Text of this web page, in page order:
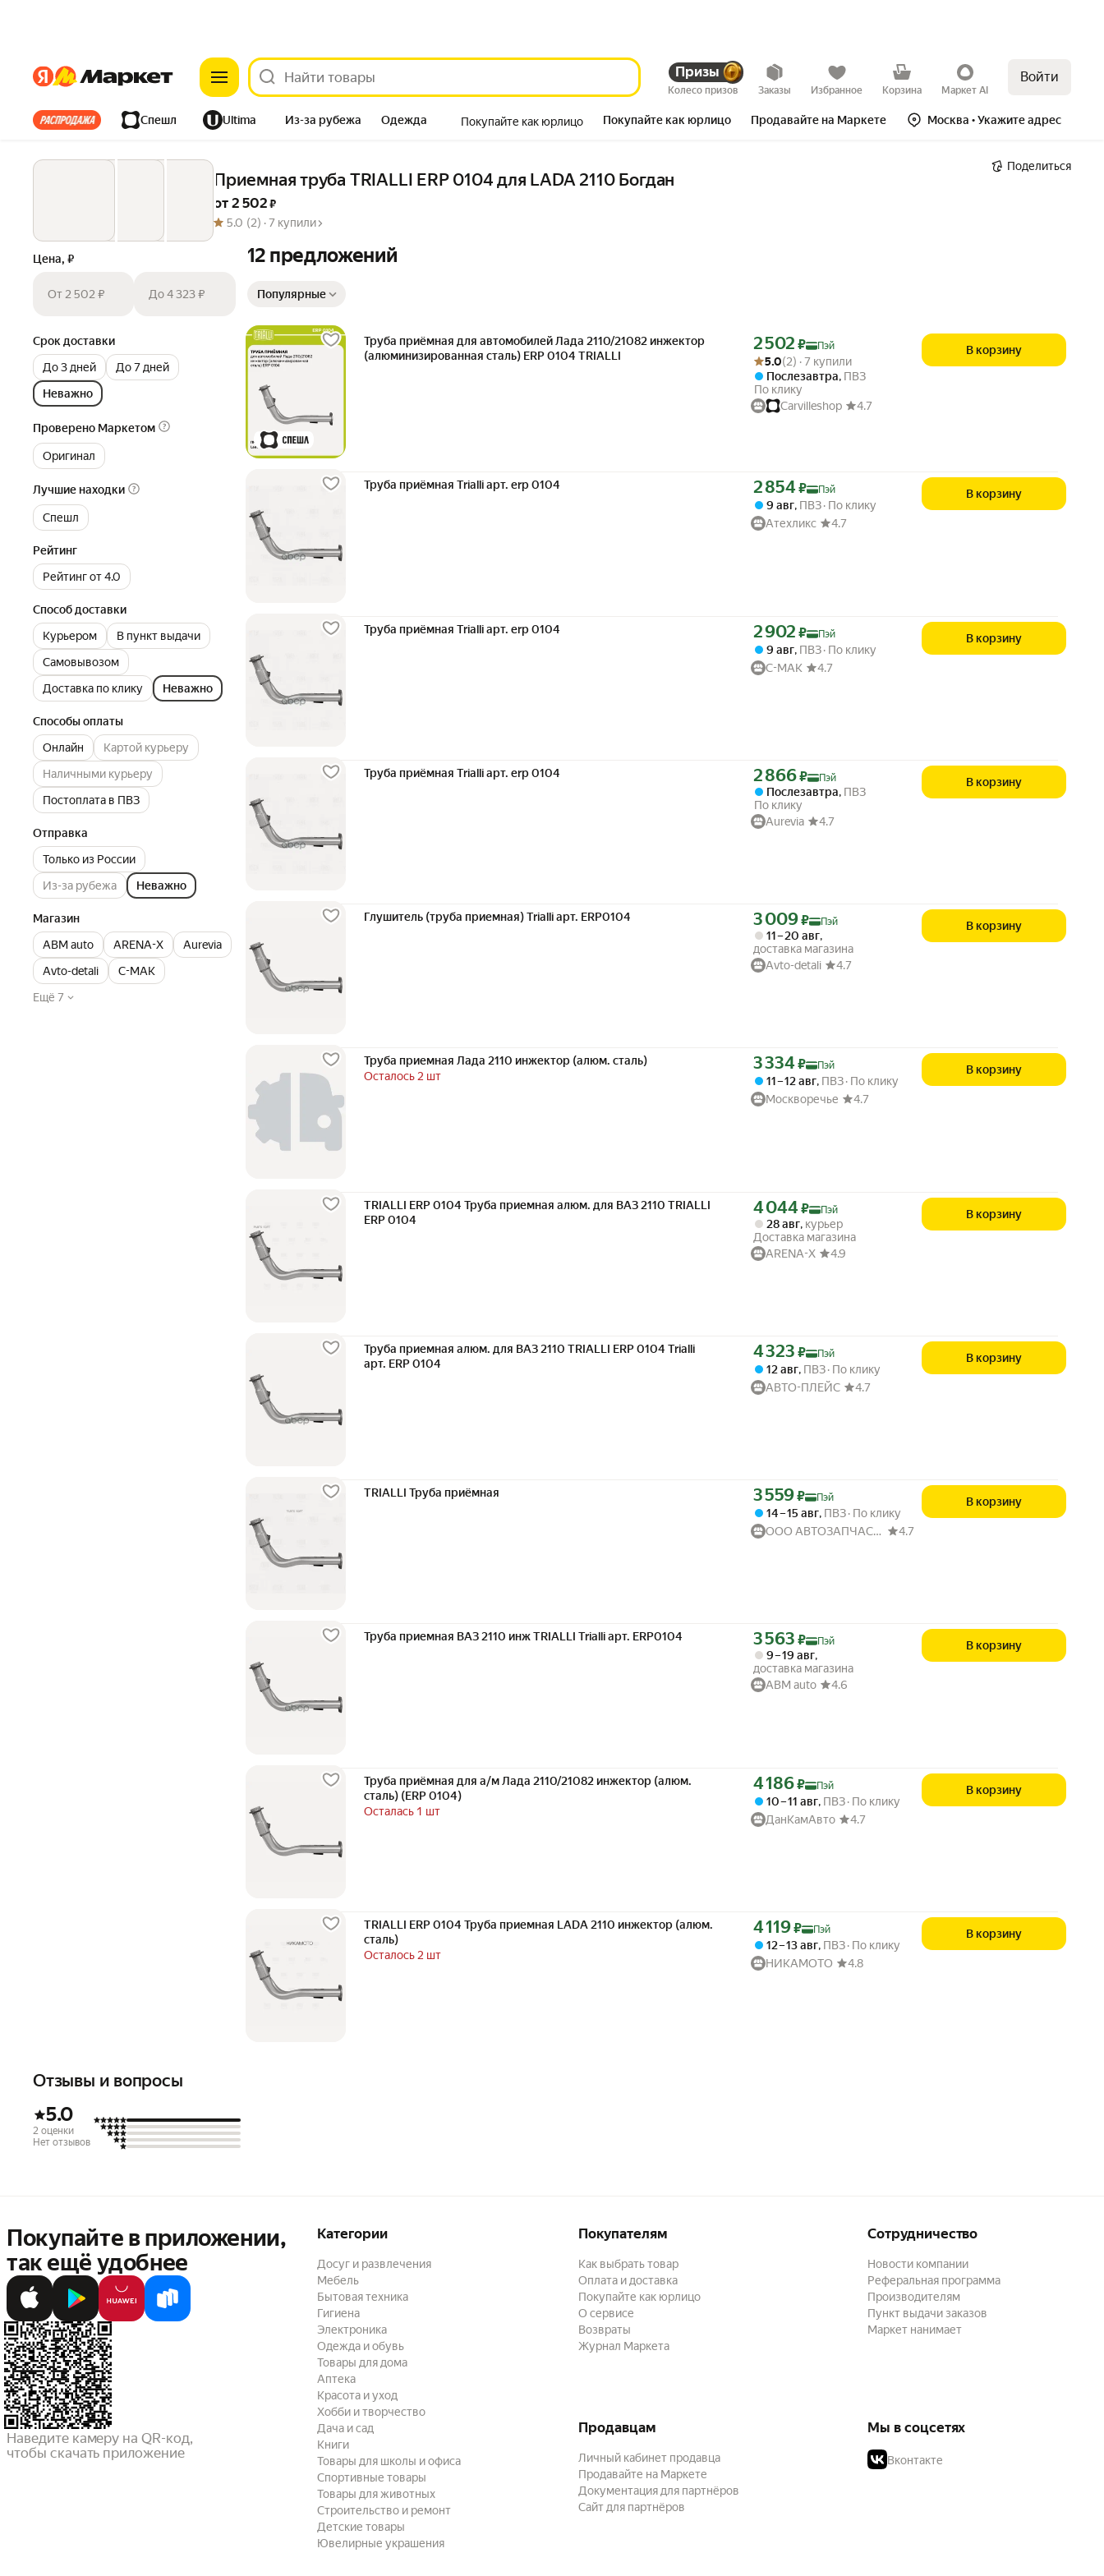
ЯндексЯндекс Призы
Колесо призов Заказы Избранное Корзина Маркет AI
Войти
Все хиты Спешл Ultima Из-за рубежа Одежда
Дом Ремонт Детям Красота
Покупайте как юрлицо Покупайте как юрлицо Продавайте на Маркете Москва • Укажите адрес
Приемная труба TRIALLI ERP 0104 для LADA 2110 Богдан
от 2 502 ₽
5.0 (2) ·7 купили
Поделиться
Цена, ₽
От 2 502 ₽ До 4 323 ₽
Срок доставки
До 3 дней
До 7 дней
Неважно
Проверено Маркетом
Оригинал
Лучшие находки
Спешл
Рейтинг
Рейтинг от 4.0
Способ доставки
Курьером
В пункт выдачи
Самовывозом
Доставка по клику
Неважно
Способы оплаты
Онлайн
Картой курьеру
Наличными курьеру
Постоплата в ПВЗ
Отправка
Только из России
Из-за рубежа
Неважно
Магазин
ABM auto
ARENA-X
Aurevia
Avto-detali
C-MAK
Ещё 7
12 предложений
Популярные
Труба приёмная для автомобилей Лада 2110/21082 инжектор
(алюминизированная сталь) ERP 0104 TRIALLI
Цена с картой Яндекс Пэй 2502 ₽ вместо
2 502 ₽
Пэй
Рейтинг товара: 5.0 из 5
Оценок: (2) · 7 купили
5.0(2) · 7 купили
Послезавтра, ПВЗ
По клику
Carvilleshop
4.7
В корзину
Труба приёмная Trialli арт. erp 0104 Цена с картой Яндекс Пэй 2854 ₽ вместо
2 854 ₽ Пэй
9 авг, ПВЗ По клику
Атехликс
4.7
В корзину
Труба приёмная Trialli арт. erp 0104 Цена с картой Яндекс Пэй 2902 ₽ вместо
2 902 ₽ Пэй
9 авг, ПВЗ По клику
C-MAK
4.7
В корзину
Труба приёмная Trialli арт. erp 0104 Цена с картой Яндекс Пэй 2866 ₽ вместо
2 866₽ Пэй
Послезавтра, ПВЗ
По клику
Aurevia
4.7
В корзину
Глушитель (труба приемная) Trialli арт. ERP0104 Цена с картой Яндекс Пэй 3009 ₽ вместо
3 009₽ Пэй
11 – 20 авг,
доставка магазина
Avto-detali
4.7
В корзину
Труба приемная Лада 2110 инжектор (алюм. сталь)
Осталось 2 шт
Цена с картой Яндекс Пэй 3334 ₽ вместо
3 334 ₽ Пэй
11 – 12 авг, ПВЗ По клику
Москворечье
4.7
В корзину
TRIALLI ERP 0104 Труба приемная алюм. для ВАЗ 2110 TRIALLI
ERP 0104
Цена с картой Яндекс Пэй 4044 ₽ вместо
4 044 ₽ Пэй
28 авг, курьер
Доставка магазина
ARENA-X
4.9
В корзину
Труба приемная алюм. для ВАЗ 2110 TRIALLI ERP 0104 Trialli
арт. ERP 0104
Цена с картой Яндекс Пэй 4323 ₽ вместо
4 323 ₽ Пэй
12 авг, ПВЗ По клику
АВТО-ПЛЕЙС
4.7
В корзину
TRIALLI Труба приёмная Цена с картой Яндекс Пэй 3559 ₽ вместо
3 559₽ Пэй
14 – 15 авг, ПВЗ По клику
ООО АВТОЗАПЧАСТИ52
4.7
В корзину
Труба приемная ВАЗ 2110 инж TRIALLI Trialli арт. ERP0104 Цена с картой Яндекс Пэй 3563 ₽ вместо
3 563 ₽ Пэй
9 – 19 авг,
доставка магазина
ABM auto
4.6
В корзину
Труба приёмная для а/м Лада 2110/21082 инжектор (алюм.
сталь) (ERP 0104)
Осталась 1 шт
Цена с картой Яндекс Пэй 4186 ₽ вместо
4 186₽ Пэй
10 – 11 авг, ПВЗ По клику
ДанКамАвто
4.7
В корзину
TRIALLI ERP 0104 Труба приемная LADA 2110 инжектор (алюм.
сталь)
Осталось 2 шт
Цена с картой Яндекс Пэй 4119 ₽ вместо
4 119₽ Пэй
12 – 13 авг, ПВЗ По клику
НИКАМОТО
4.8
В корзину
Отзывы и вопросы
5.0
2 оценки
Нет отзывов
Покупайте в приложении,
так ещё удобнее
Наведите камеру на QR-код,
чтобы скачать приложение
Категории
Досуг и развлечения
Мебель
Бытовая техника
Гигиена
Электроника
Одежда и обувь
Товары для дома
Аптека
Красота и уход
Хобби и творчество
Дача и сад
Книги
Товары для школы и офиса
Спортивные товары
Товары для животных
Строительство и ремонт
Детские товары
Ювелирные украшения
Покупателям
Как выбрать товар
Оплата и доставка
Покупайте как юрлицо
О сервисе
Возвраты
Журнал Маркета
Сотрудничество
Новости компании
Реферальная программа
Производителям
Пункт выдачи заказов
Маркет нанимает
Продавцам
Личный кабинет продавца
Продавайте на Маркете
Документация для партнёров
Сайт для партнёров
Мы в соцсетях
Вконтакте